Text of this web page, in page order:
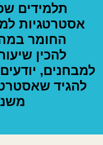
תלמידים
אסטרטגיות
החומר
להכין
למבחנים,
להגיד